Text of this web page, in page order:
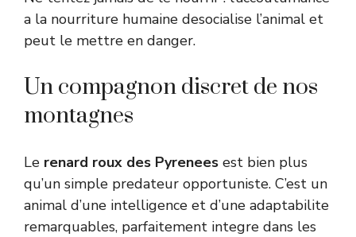
a la nourriture humaine desocialise l’animal et
peut le mettre en danger.
Un compagnon discret de nos
montagnes
Le renard roux des Pyrenees est bien plus
qu’un simple predateur opportuniste. C’est un
animal d’une intelligence et d’une adaptabilite
remarquables, parfaitement integre dans les